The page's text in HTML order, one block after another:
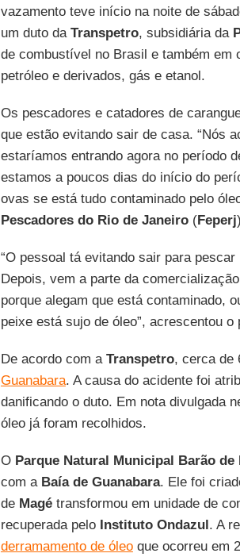
vazamento teve início na noite de
um duto da Transpetro, subsidiária da
de combustível no Brasil e também em
petróleo e derivados, gás e etanol.
Os pescadores e catadores de
que estão evitando sair de casa. “Nós
estaríamos entrando agora no período
estamos a poucos dias do início do
ovas se está tudo contaminado pelo
Pescadores do Rio de Janeiro (Feperj
“O pessoal tá evitando sair para
Depois, vem a parte da
porque alegam que está contaminado,
peixe está sujo de óleo”, acrescentou o
De acordo com a Transpetro, cerca de
Guanabara. A causa do acidente foi
danificando o duto. Em nota divulgada
óleo já foram recolhidos.
OParque Natural Municipal Barão de
com a Baía de Guanabara. Ele foi
de Magétransformou em unidade de
recuperada pelo Instituto Ondazul. A
derramamento de óleoque ocorreu em